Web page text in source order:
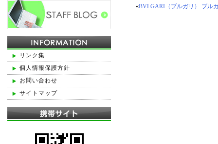
«BVLGARI（ブルガリ） ブル
リンク集
個人情報保護方針
お問い合わせ
サイトマップ